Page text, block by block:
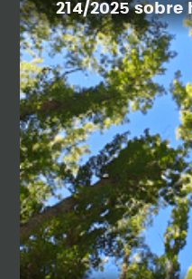
214/2025